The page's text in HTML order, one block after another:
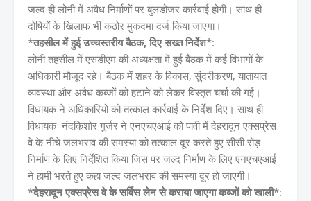
जल्द ही लोनी में अवैध निर्माणों पर बुलडोजर कार्रवाई होगी। साथ ही
दोषियों के खिलाफ भी कठोर मुकदमा दर्ज किया जाएगा।
*तहसील में हुई उच्चस्तरीय बैठक, दिए सख्त निर्देश*:
लोनी तहसील में एसडीएम की अध्यक्षता में हुई बैठक में कई विभागों के
अधिकारी मौजूद रहे। बैठक में शहर के विकास, सुंदरीकरण, यातायात
व्यवस्था और अवैध कब्जों को हटाने को लेकर विस्तृत चर्चा की गई।
विधायक ने अधिकारियों को तत्काल कार्रवाई के निर्देश दिए। साथ ही
विधायक नंदकिशोर गुर्जर ने एनएचएआई को पावी में देहरादून एक्सप्रेस
वे के नीचे जलभराव की समस्या को तत्काल दूर करते हुए सीसी रोड़
निर्माण के लिए निर्देशित किया जिस पर जल्द निर्माण के लिए एनएचएआई
ने हामी भरते हुए कहा जल्द जलभराव की समस्या दूर हो जाएगी।
*देहरादून एक्सप्रेस वे के सर्विस लेन से कराया जाएगा कब्जों को खाली*: